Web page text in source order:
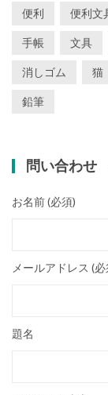
便利 便利文
手帳 文具
消しゴム 猫
鉛筆
問い合わせ
お名前 (必須)
メールアドレス (必
題名